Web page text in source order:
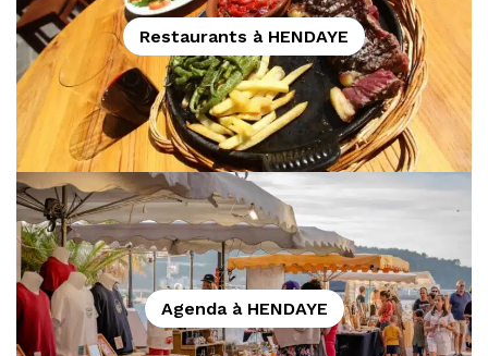
Restaurants à HENDAYE
Agenda à HENDAYE